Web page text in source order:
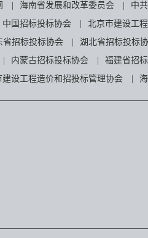
海南省发展和改革委员会 中
中国招标投标协会 北京市建设工
省招标投标协会 湖北省招标投标
内蒙古招标投标协会 福建省招
建设工程造价和招投标管理协会